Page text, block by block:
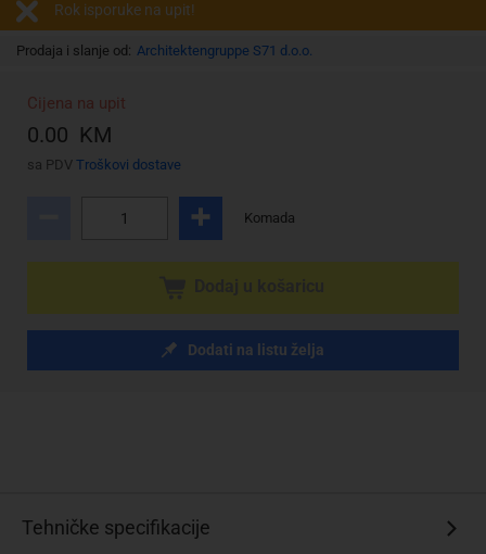
Rok isporuke na upit!
Prodaja i slanje od: Architektengruppe S71 d.o.o.
Cijena na upit
0.00 KM
sa PDV Troškovi dostave
Komada
Dodati na listu želja
Tehničke specifikacije